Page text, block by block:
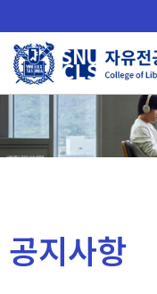
로
메
공지사항